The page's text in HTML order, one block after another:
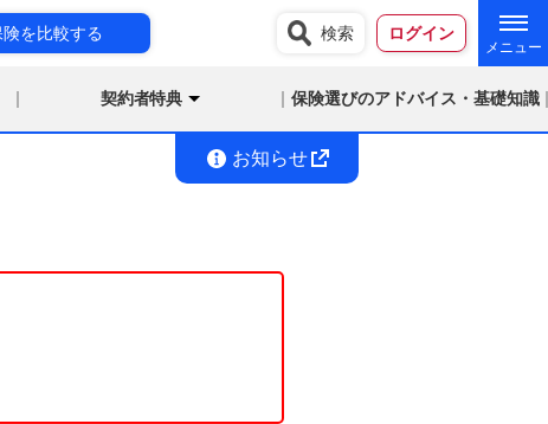
険を比較する 検索 ログイン
契約者特典 保険選びのアドバイス・基礎知識
お知らせ